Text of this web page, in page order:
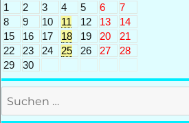
1
2 3 4 5 6
7
8
9 10 11 12 13
14
15
16 17 18 19 20
21
22
23 24 25 26 27
28
29
30
Suchen
nach: